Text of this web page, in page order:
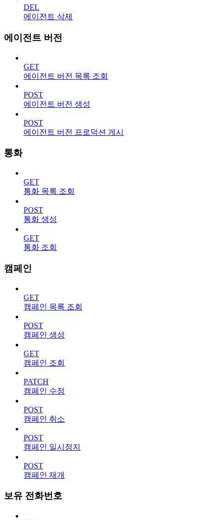
DEL
에이전트 삭제
에이전트 버전
GET
에이전트 버전 목록 조회
POST
에이전트 버전 생성
POST
에이전트 버전 프로덕션 게시
통화
GET
통화 목록 조회
POST
통화 생성
GET
통화 조회
캠페인
GET
캠페인 목록 조회
POST
캠페인 생성
GET
캠페인 조회
PATCH
캠페인 수정
POST
캠페인 취소
POST
캠페인 일시정지
POST
캠페인 재개
보유 전화번호